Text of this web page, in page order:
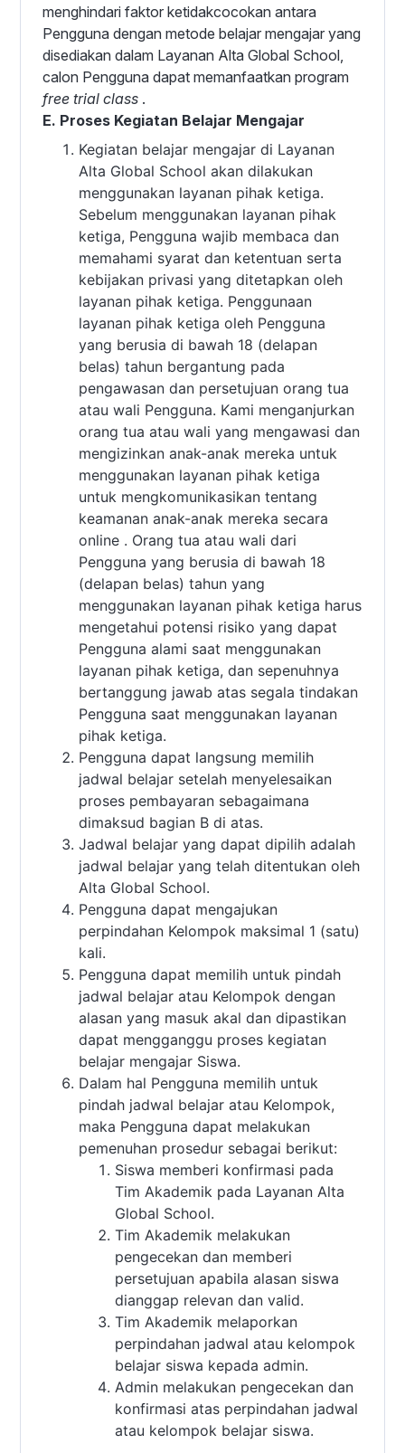
menghindari faktor ketidakcocokan antara
Pengguna dengan metode belajar mengajar yang
disediakan dalam Layanan Alta Global School,
calon Pengguna dapat memanfaatkan program
free trial class .
E. Proses Kegiatan Belajar Mengajar
Kegiatan belajar mengajar di Layanan
Alta Global School akan dilakukan
menggunakan layanan pihak ketiga.
Sebelum menggunakan layanan pihak
ketiga, Pengguna wajib membaca dan
memahami syarat dan ketentuan serta
kebijakan privasi yang ditetapkan oleh
layanan pihak ketiga. Penggunaan
layanan pihak ketiga oleh Pengguna
yang berusia di bawah 18 (delapan
belas) tahun bergantung pada
pengawasan dan persetujuan orang tua
atau wali Pengguna. Kami menganjurkan
orang tua atau wali yang mengawasi dan
mengizinkan anak-anak mereka untuk
menggunakan layanan pihak ketiga
untuk mengkomunikasikan tentang
keamanan anak-anak mereka secara
online . Orang tua atau wali dari
Pengguna yang berusia di bawah 18
(delapan belas) tahun yang
menggunakan layanan pihak ketiga harus
mengetahui potensi risiko yang dapat
Pengguna alami saat menggunakan
layanan pihak ketiga, dan sepenuhnya
bertanggung jawab atas segala tindakan
Pengguna saat menggunakan layanan
pihak ketiga.
Pengguna dapat langsung memilih
jadwal belajar setelah menyelesaikan
proses pembayaran sebagaimana
dimaksud bagian B di atas.
Jadwal belajar yang dapat dipilih adalah
jadwal belajar yang telah ditentukan oleh
Alta Global School.
Pengguna dapat mengajukan
perpindahan Kelompok maksimal 1 (satu)
kali.
Pengguna dapat memilih untuk pindah
jadwal belajar atau Kelompok dengan
alasan yang masuk akal dan dipastikan
dapat mengganggu proses kegiatan
belajar mengajar Siswa.
Dalam hal Pengguna memilih untuk
pindah jadwal belajar atau Kelompok,
maka Pengguna dapat melakukan
pemenuhan prosedur sebagai berikut:
Siswa memberi konfirmasi pada
Tim Akademik pada Layanan Alta
Global School.
Tim Akademik melakukan
pengecekan dan memberi
persetujuan apabila alasan siswa
dianggap relevan dan valid.
Tim Akademik melaporkan
perpindahan jadwal atau kelompok
belajar siswa kepada admin.
Admin melakukan pengecekan dan
konfirmasi atas perpindahan jadwal
atau kelompok belajar siswa.